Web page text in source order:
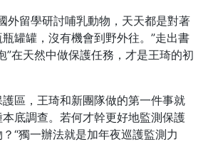
外留學研討哺乳動物，天天都是對著
罐罐，沒有機會到野外往。”走出書
”在天然中做保護任務，才是王琦的初
區，王琦和新團隊做的第一件事就
底調查。若何才幹更好地監測保護
“獨一辦法就是加年夜巡護監測力